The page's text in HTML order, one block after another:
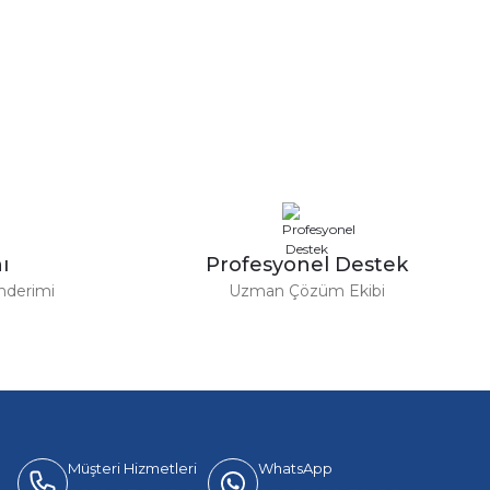
Profesyonel Destek
Uzman Çözüm Ekibi
Müşteri Hizmetleri WhatsApp